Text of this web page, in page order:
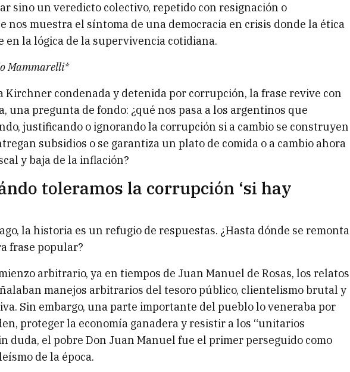
sino un veredicto colectivo, repetido con resignación o
nos muestra el síntoma de una democracia en crisis donde la ética
en la lógica de la supervivencia cotidiana.
Mammarelli*
Kirchner condenada y detenida por corrupción, la frase revive con
una pregunta de fondo: ¿qué nos pasa a los argentinos que
justificando o ignorando la corrupción si a cambio se construyen
subsidios o se garantiza un plato de comida o a cambio ahora
y baja de la inflación?
toleramos la corrupción ‘si hay
la historia es un refugio de respuestas. ¿Hasta dónde se remonta
frase popular?
arbitrario, ya en tiempos de Juan Manuel de Rosas, los relatos
manejos arbitrarios del tesoro público, clientelismo brutal y
Sin embargo, una parte importante del pueblo lo veneraba por
proteger la economía ganadera y resistir a los “unitarios
duda, el pobre Don Juan Manuel fue el primer perseguido como
de la época.